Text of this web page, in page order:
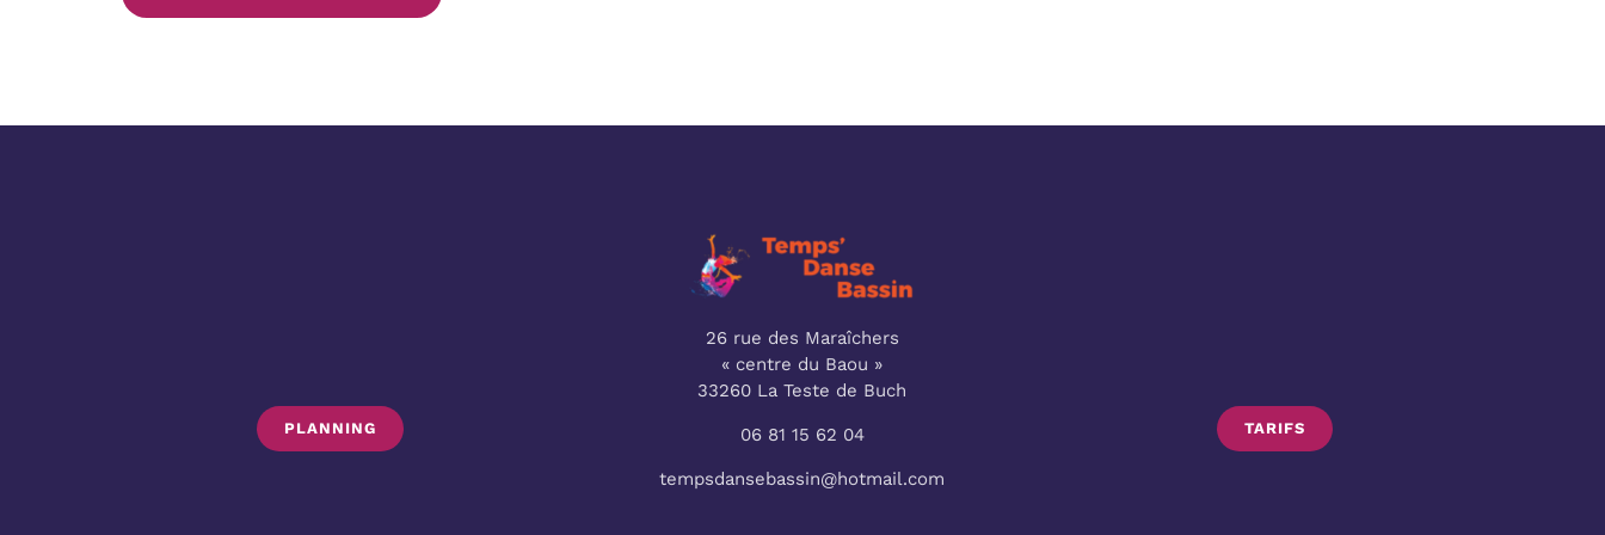
PLANNING
26 rue des Maraîchers
« centre du Baou »
33260 La Teste de Buch
06 81 15 62 04
tempsdansebassin@hotmail.com
TARIFS